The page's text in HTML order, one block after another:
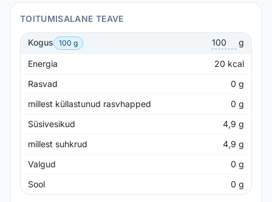
TOITUMISALANE TEAVE
Kogus 100 g g
Energia 20 kcal
Rasvad
0 g
millest küllastunud rasvhapped
0 g
Süsivesikud
4,9 g
millest suhkrud
4,9 g
Valgud
0 g
Sool
0 g